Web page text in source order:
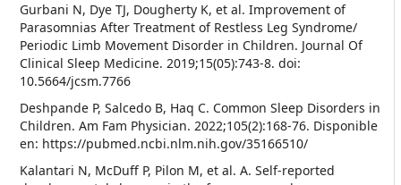
Gurbani N, Dye TJ, Dougherty K, et al. Improvement of
Parasomnias After Treatment of Restless Leg Syndrome/
Periodic Limb Movement Disorder in Children. Journal Of
Clinical Sleep Medicine. 2019;15(05):743-8. doi:
10.5664/jcsm.7766
Deshpande P, Salcedo B, Haq C. Common Sleep Disorders in
Children. Am Fam Physician. 2022;105(2):168-76. Disponible
en: https://pubmed.ncbi.nlm.nih.gov/35166510/
Kalantari N, McDuff P, Pilon M, et al. A. Self-reported